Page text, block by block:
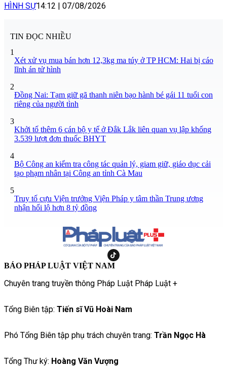
HÌNH SỰ14:12 | 07/08/2026
TIN ĐỌC NHIỀU
1
Xét xử vụ mua bán hơn 12,3kg ma túy ở TP HCM: Hai bị cáo
lĩnh án tử hình
2
Đồng Nai: Tạm giữ gã thanh niên bạo hành bé gái 11 tuổi con
riêng của người tình
3
Khởi tố thêm 6 cán bộ y tế ở Đắk Lắk liên quan vụ lập khống
3.539 lượt đơn thuốc BHYT
4
Bộ Công an kiểm tra công tác quản lý, giam giữ, giáo dục cải
tạo phạm nhân tại Công an tỉnh Cà Mau
5
Truy tố cựu Viện trưởng Viện Pháp y tâm thần Trung ương
nhận hối lộ hơn 8 tỷ đồng
BÁO PHÁP LUẬT VIỆT NAM
Chuyên trang truyền thông Pháp Luật Pháp Luật +
Tổng Biên tập: Tiến sĩ Vũ Hoài Nam
Phó Tổng Biên tập phụ trách chuyên trang: Trần Ngọc Hà
Tổng Thư ký: Hoàng Văn Vượng